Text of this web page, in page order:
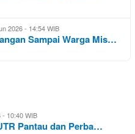
2026 - 14:54 WIB
Sampai Warga Mis…
- 10:40 WIB
Pantau dan Perba…